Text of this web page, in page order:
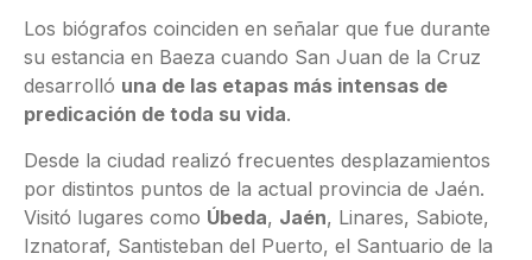
Los biógrafos coinciden en señalar que fue durante
su estancia en Baeza cuando San Juan de la Cruz
desarrolló una de las etapas más intensas de
predicación de toda su vida.
Desde la ciudad realizó frecuentes desplazamientos
por distintos puntos de la actual provincia de Jaén.
Visitó lugares como Úbeda, Jaén, Linares, Sabiote,
Iznatoraf, Santisteban del Puerto, el Santuario de la